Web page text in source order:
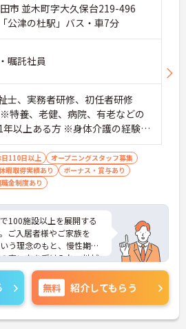
の習熟度に合わせた個別
ラーニングを用いた学習
間常駐しており、急変時
は看護師が担当するため
ッフの比率が1対1で相談
務者研修からでも着実に
の負担を軽減！＞
率が90パーセント以上と
理な長時間勤務が発生し
て施設内でのケアを行う
5時間から7時間程度とか
してお休みとなるシフト
かりと休息を取りながら
プ＞
などの資格や実務経験、
に反映されるためモチベ
主任などのマネジメント
り、腰を据えて長期的な
市 並木町字大久保台219-496
公津の杜駅」バス・車7分
嘱託社員
士、実務者研修、初任者研修
特養、老健、病院、有老などの
年以上ある方 ※身体介護の経験年
、機械浴の使用の経験のある方
110日以上
オープニングスタッフ募集
暇取得実績あり
ボーナス・賞与あり
金制度あり
100施設以上を展開する
ご入居者様やご家族を
う理念のもと、慢性期や
高い方を受け入れ、地域
高い事業を推進していま
間常駐しています。急変
師が担当するため、初任
食事介助や入浴介助など
できる環境です。多職種
無料 紹介してもらう